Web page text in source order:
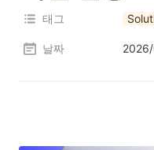
태그
날짜